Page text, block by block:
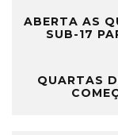
ABERTA AS
SUB-17
QUARTAS